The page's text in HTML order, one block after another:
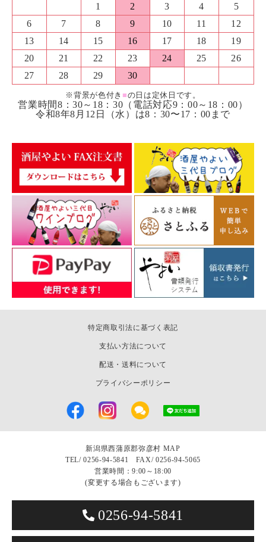
1
2 3 4
5
6
7 8 9 10 11
12
13
14 15 16 17 18
19
20
21 22 23 24 25
26
27
28 29 30
※背景が色付き ■の日は定休日です。
営業時間8：30～18：30（電話対応9：00～18：00）
令和8年8月12日（水）は8：30〜17：00まで
特定商取引法に基づく表記
支払い方法について
配送・送料について
プライバシーポリシー
新潟県西蒲原郡弥彦村 MAP
TEL/0256-94-5841 FAX/ 0256-94-5065
営業時間：9:00～18:00
(変更する場合もございます)
0256-94-5841